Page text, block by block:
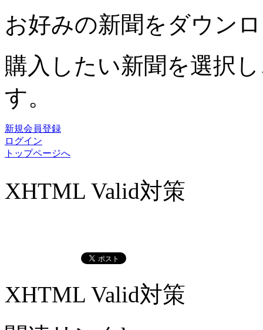
お好みの新聞をダウン
購入したい新聞を選択
す。
新規会員登録
ログイン
トップページへ
XHTML Valid対策
XHTML Valid対策